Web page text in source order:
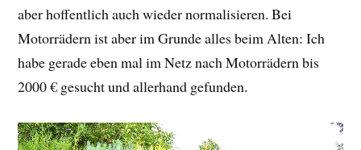
aber hoffentlich auch wieder normalisieren. Bei
Motorrädern ist aber im Grunde alles beim Alten: Ich
habe gerade eben mal im Netz nach Motorrädern bis
2000 € gesucht und allerhand gefunden.